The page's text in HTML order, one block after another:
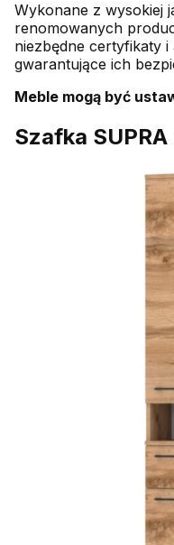
Wykonane z wysokiej
renomowanych
niezbędne certyfikaty i
gwarantujące ich
Meble mogą być
Szafka